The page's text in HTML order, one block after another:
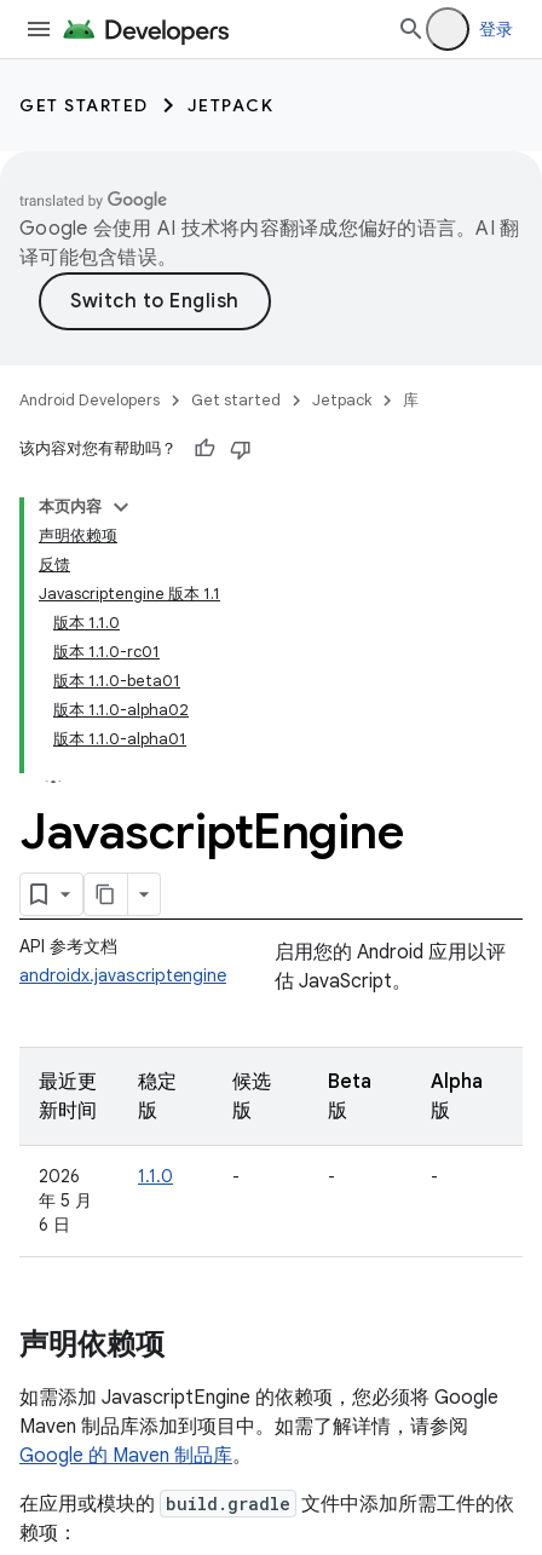
登录
GET STARTED JETPACK
Google 会使用 AI 技术将内容翻译成您偏好的语言。AI 翻
译可能包含错误。
Android Developers Get started Jetpack 库
该内容对您有帮助吗？
本页内容
声明依赖项
反馈
Javascriptengine 版本 1.1
版本 1.1.0
版本 1.1.0-rc01
版本 1.1.0-beta01
版本 1.1.0-alpha02
版本 1.1.0-alpha01
JavascriptEngine
API 参考文档
androidx.javascriptengine
启用您的 Android 应用以评
估 JavaScript。
最近更
新时间
稳定
版
候选
版
Beta
版
Alpha
版
2026
年 5 月
6 日
1.1.0 - - -
声明依赖项
如需添加 JavascriptEngine 的依赖项，您必须将 Google
Maven 制品库添加到项目中。如需了解详情，请参阅
Google 的 Maven 制品库。
在应用或模块的 build.gradle 文件中添加所需工件的依
赖项：